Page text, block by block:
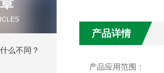
么不同？
产品详情
产品应用范围：